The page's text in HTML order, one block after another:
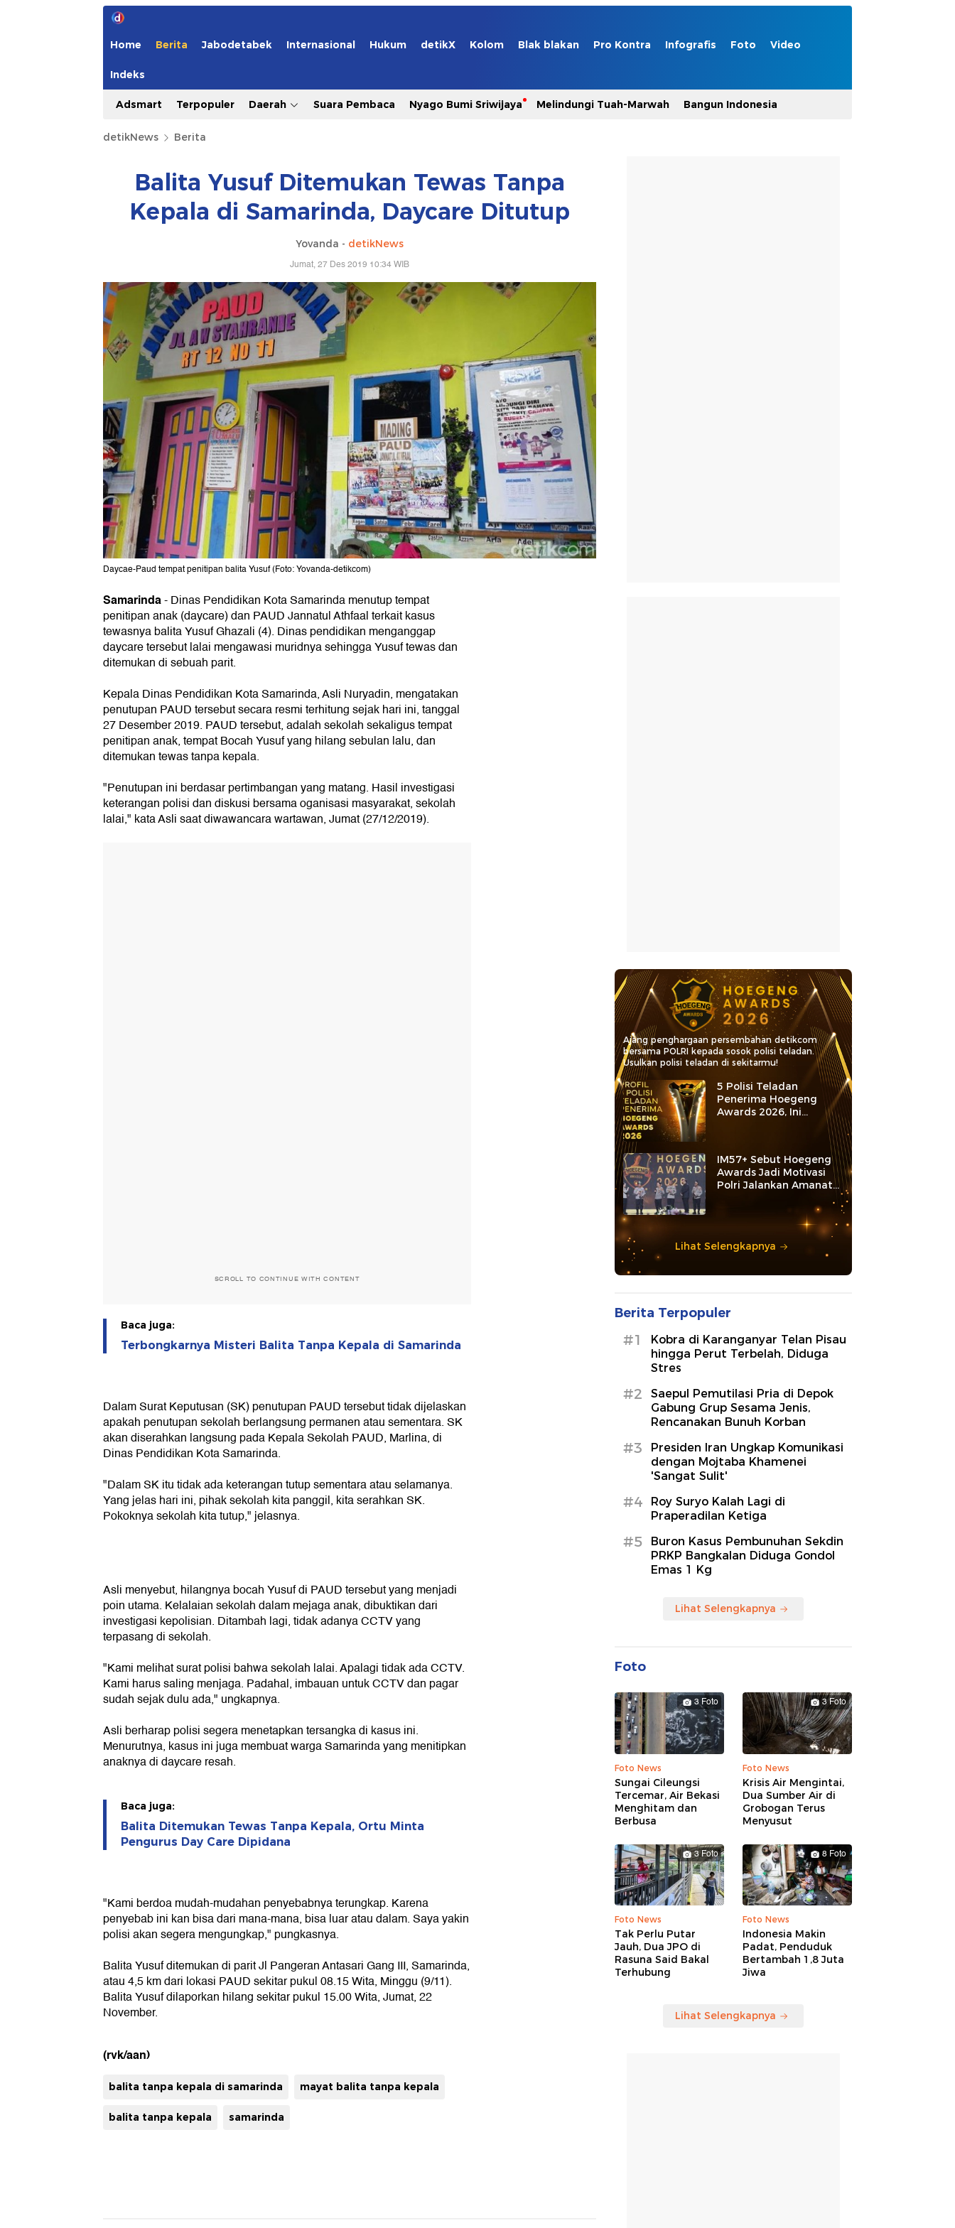
Home Berita Jabodetabek Internasional Hukum detikX Kolom Blak blakan Pro Kontra Infografis Foto Video
Indeks
Adsmart Terpopuler Daerah Suara Pembaca Nyago Bumi Sriwijaya Melindungi Tuah-Marwah Bangun Indonesia
detikNews Berita
Balita Yusuf Ditemukan Tewas Tanpa
Kepala di Samarinda, Daycare Ditutup
Yovanda - detikNews
Jumat, 27 Des 2019 10:34 WIB
Daycae-Paud tempat penitipan balita Yusuf (Foto: Yovanda-detikcom)
Samarinda- Dinas Pendidikan Kota Samarinda menutup tempat
penitipan anak (daycare) dan PAUD Jannatul Athfaal terkait kasus
tewasnya balita Yusuf Ghazali (4). Dinas pendidikan menganggap
daycare tersebut lalai mengawasi muridnya sehingga Yusuf tewas dan
ditemukan di sebuah parit.
Kepala Dinas Pendidikan Kota Samarinda, Asli Nuryadin, mengatakan
penutupan PAUD tersebut secara resmi terhitung sejak hari ini, tanggal
27 Desember 2019. PAUD tersebut, adalah sekolah sekaligus tempat
penitipan anak, tempat Bocah Yusuf yang hilang sebulan lalu, dan
ditemukan tewas tanpa kepala.
"Penutupan ini berdasar pertimbangan yang matang. Hasil investigasi
keterangan polisi dan diskusi bersama oganisasi masyarakat, sekolah
lalai," kata Asli saat diwawancara wartawan, Jumat (27/12/2019).
SCROLL TO CONTINUE WITH CONTENT
Baca juga:
Terbongkarnya Misteri Balita Tanpa Kepala di Samarinda
Dalam Surat Keputusan (SK) penutupan PAUD tersebut tidak dijelaskan
apakah penutupan sekolah berlangsung permanen atau sementara. SK
akan diserahkan langsung pada Kepala Sekolah PAUD, Marlina, di
Dinas Pendidikan Kota Samarinda.
"Dalam SK itu tidak ada keterangan tutup sementara atau selamanya.
Yang jelas hari ini, pihak sekolah kita panggil, kita serahkan SK.
Pokoknya sekolah kita tutup," jelasnya.
Asli menyebut, hilangnya bocah Yusuf di PAUD tersebut yang menjadi
poin utama. Kelalaian sekolah dalam mejaga anak, dibuktikan dari
investigasi kepolisian. Ditambah lagi, tidak adanya CCTV yang
terpasang di sekolah.
"Kami melihat surat polisi bahwa sekolah lalai. Apalagi tidak ada CCTV.
Kami harus saling menjaga. Padahal, imbauan untuk CCTV dan pagar
sudah sejak dulu ada," ungkapnya.
Asli berharap polisi segera menetapkan tersangka di kasus ini.
Menurutnya, kasus ini juga membuat warga Samarinda yang menitipkan
anaknya di daycare resah.
Baca juga:
Balita Ditemukan Tewas Tanpa Kepala, Ortu Minta
Pengurus Day Care Dipidana
"Kami berdoa mudah-mudahan penyebabnya terungkap. Karena
penyebab ini kan bisa dari mana-mana, bisa luar atau dalam. Saya yakin
polisi akan segera mengungkap," pungkasnya.
Balita Yusuf ditemukan di parit Jl Pangeran Antasari Gang III, Samarinda,
atau 4,5 km dari lokasi PAUD sekitar pukul 08.15 Wita, Minggu (9/11).
Balita Yusuf dilaporkan hilang sekitar pukul 15.00 Wita, Jumat, 22
November.
(rvk/aan)
balita tanpa kepala di samarinda mayat balita tanpa kepala
balita tanpa kepala samarinda
Ajang penghargaan persembahan detikcom
bersama POLRI kepada sosok polisi teladan.
Usulkan polisi teladan di sekitarmu!
5 Polisi Teladan
Penerima Hoegeng
Awards 2026, Ini
Kategori dan Kiprahnya
IM57+ Sebut Hoegeng
Awards Jadi Motivasi
Polri Jalankan Amanat
Lihat Selengkapnya
Berita Terpopuler
#1
Kobra di Karanganyar Telan Pisau
hingga Perut Terbelah, Diduga
Stres
#2
Saepul Pemutilasi Pria di Depok
Gabung Grup Sesama Jenis,
Rencanakan Bunuh Korban
#3
Presiden Iran Ungkap Komunikasi
dengan Mojtaba Khamenei
'Sangat Sulit'
#4
Roy Suryo Kalah Lagi di
Praperadilan Ketiga
#5
Buron Kasus Pembunuhan Sekdin
PRKP Bangkalan Diduga Gondol
Emas 1 Kg
Lihat Selengkapnya
Foto
3 Foto
Foto News
Sungai Cileungsi
Tercemar, Air Bekasi
Menghitam dan
Berbusa
3 Foto
Foto News
Krisis Air Mengintai,
Dua Sumber Air di
Grobogan Terus
Menyusut
3 Foto
Foto News
Tak Perlu Putar
Jauh, Dua JPO di
Rasuna Said Bakal
Terhubung
8 Foto
Foto News
Indonesia Makin
Padat, Penduduk
Bertambah 1,8 Juta
Jiwa
Lihat Selengkapnya